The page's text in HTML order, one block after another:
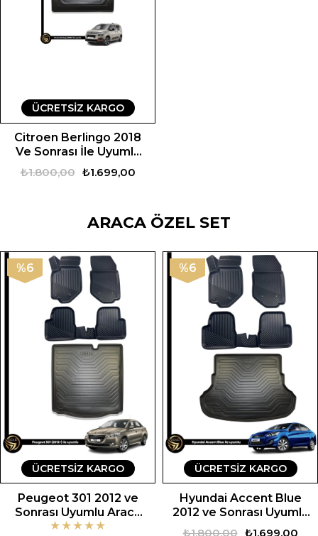
Citroen Berlingo 2018
Ve Sonrası İle Uyumlu
Araca Özel Set
₺1.699,00
₺1.800,00
ÜCRETSIZ KARGO
ARACA ÖZEL SET
Peugeot 301 2012 ve
Sonrası Uyumlu Araca
Özel Set
★★★★★
%6
ÜCRETSIZ KARGO
Hyundai Accent Blue
2012 ve Sonrası Uyumlu
Araca Özel Set
₺1.699,00
₺1.800,00
%6
ÜCRETSIZ KARGO